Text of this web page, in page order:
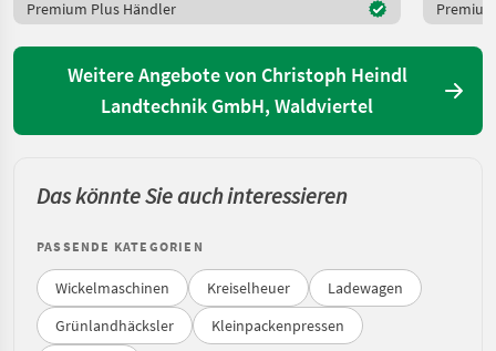
Premium Plus Händler
Weitere Angebote von Christoph Heindl
Landtechnik GmbH, Waldviertel
Das könnte Sie auch interessieren
PASSENDE KATEGORIEN
Wickelmaschinen Kreiselheuer
Ladewagen
Grünlandhäcksler
Kleinpackenpressen